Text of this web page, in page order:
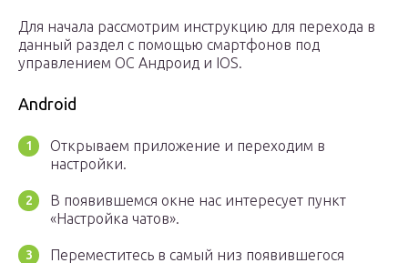
Для начала рассмотрим инструкцию для перехода в
данный раздел с помощью смартфонов под
управлением OC Андроид и IOS.
Android
Открываем приложение и переходим в
настройки.
В появившемся окне нас интересует пункт
«Настройка чатов».
Переместитесь в самый низ появившегося